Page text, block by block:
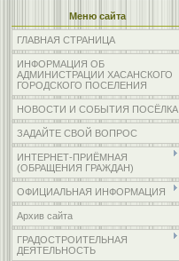
Меню сайта
ГЛАВНАЯ СТРАНИЦА
ИНФОРМАЦИЯ ОБ
АДМИНИСТРАЦИИ ХАСАНСКОГО
ГОРОДСКОГО ПОСЕЛЕНИЯ
НОВОСТИ И СОБЫТИЯ ПОСЁЛКА
ЗАДАЙТЕ СВОЙ ВОПРОС
ИНТЕРНЕТ-ПРИЁМНАЯ
(ОБРАЩЕНИЯ ГРАЖДАН)
ОФИЦИАЛЬНАЯ ИНФОРМАЦИЯ
Архив сайта
ГРАДОСТРОИТЕЛЬНАЯ
ДЕЯТЕЛЬНОСТЬ